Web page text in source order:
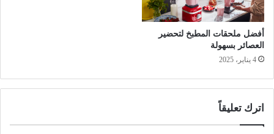
أفضل ملحقات المطبخ لتحضير
العصائر بسهولة
4 يناير، 2025
اترك تعليقاً